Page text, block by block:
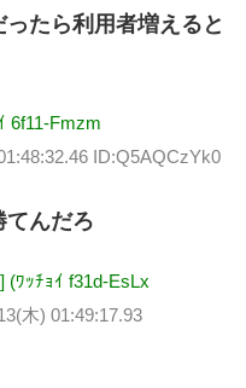
たら利用者増えると
6f11-Fmzm
ID:Q5AQCzYk0
てんだろ
(ﾜｯﾁｮｲ f31d-EsLx
木) 01:49:17.93